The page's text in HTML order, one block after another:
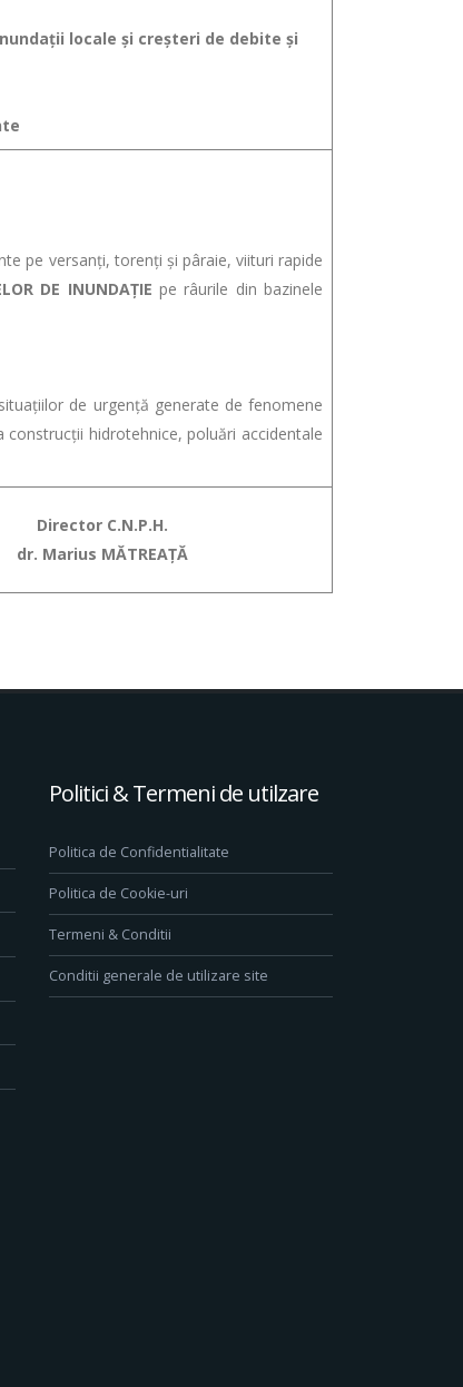
locale şi creşteri de debite şi
pe versanţi, torenţi şi pâraie, viituri rapide
DE INUNDAȚIE pe râurile din bazinele
de urgenţă generate de fenomene
hidrotehnice, poluări accidentale
Director C.N.P.H.
dr. Marius MĂTREAȚĂ
Politici & Termeni de utilzare
Politica de Confidentialitate
Politica de Cookie-uri
Termeni & Conditii
Conditii generale de utilizare site